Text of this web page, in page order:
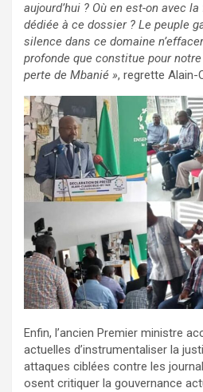
aujourd’hui ? Où en est-on avec
dédiée à ce dossier ? Le peuple
silence dans ce domaine
profonde que constitue pour
perte de Mbanié », regrette Alain-
Enfin, l’ancien Premier ministre
actuelles d’instrumentaliser la
attaques ciblées contre les
osent critiquer la gouvernance